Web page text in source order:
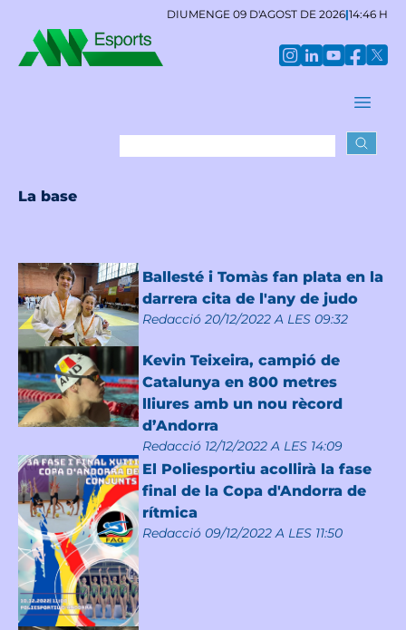
DIUMENGE 09 D'AGOST DE 2026|14:46 H
La base
Ballesté i Tomàs fan plata en la
darrera cita de l'any de judo
Redacció 20/12/2022 A LES 09:32
Kevin Teixeira, campió de
Catalunya en 800 metres
lliures amb un nou rècord
d’Andorra
Redacció 12/12/2022 A LES 14:09
El Poliesportiu acollirà la fase
final de la Copa d'Andorra de
rítmica
Redacció 09/12/2022 A LES 11:50